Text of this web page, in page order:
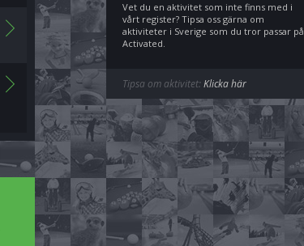
Vet du en aktivitet som inte finns med i
vårt register? Tipsa oss gärna om
aktiviteter i Sverige som du tror passar på
Activated.
Tipsa om aktivitet:Klicka här